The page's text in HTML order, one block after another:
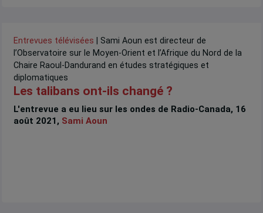
Entrevues télévisées | Sami Aoun est directeur de
l’Observatoire sur le Moyen-Orient et l’Afrique du Nord de la
Chaire Raoul-Dandurand en études stratégiques et
diplomatiques
Les talibans ont-ils changé ?
L'entrevue a eu lieu sur les ondes de Radio-Canada, 16
août 2021, Sami Aoun